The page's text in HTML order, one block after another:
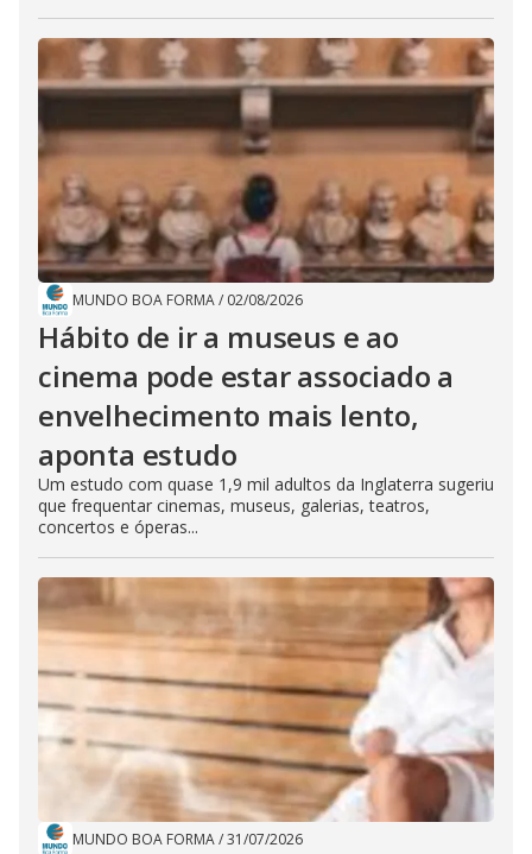
MUNDO BOA FORMA/ 02/08/2026
Hábito de ir a museus e ao
cinema pode estar associado a
envelhecimento mais lento,
aponta estudo
Um estudo com quase 1,9 mil adultos da Inglaterra sugeriu
que frequentar cinemas, museus, galerias, teatros,
concertos e óperas...
MUNDO BOA FORMA/31/07/2026